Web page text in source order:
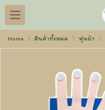
Home สินค้าทั้งหมด หุ่นผ้า